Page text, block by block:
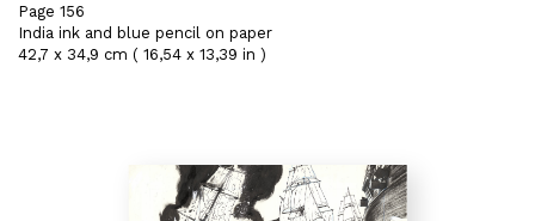
Page 156
India ink and blue pencil on paper
42,7 x 34,9 cm ( 16,54 x 13,39 in )